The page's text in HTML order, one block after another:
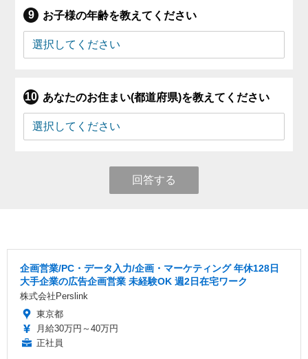
お子様の年齢を教えてください
あなたのお住まい(都道府県)を教えてください
回答する
企画営業/PC・データ入力/企画・マーケティング 年休128日
大手企業の広告企画営業 未経験OK 週2日在宅ワーク
株式会社Perslink
東京都
月給30万円～40万円
正社員